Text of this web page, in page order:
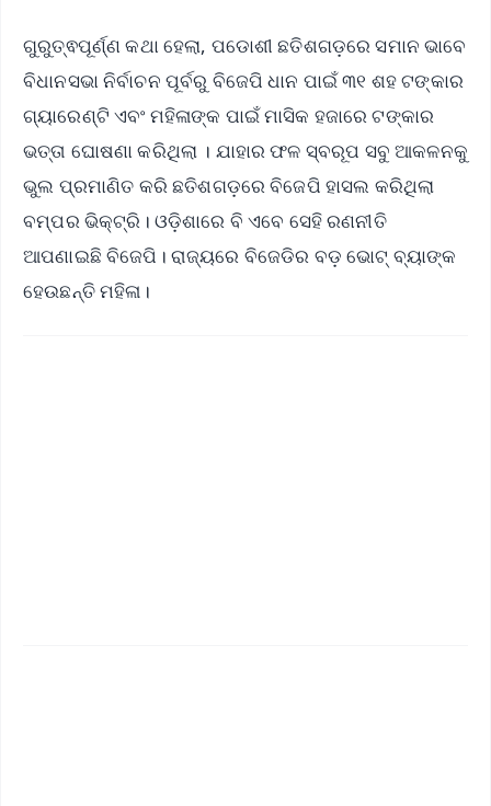
ଗୁରୁତ୍ଵପୂର୍ଣ୍ଣ କଥା ହେଲା, ପଡୋଶୀ ଛତିଶଗଡ଼ରେ ସମାନ ଭାବେ
ବିଧାନସଭା ନିର୍ବାଚନ ପୂର୍ବରୁ ବିଜେପି ଧାନ ପାଇଁ ୩୧ ଶହ ଟଙ୍କାର
ଗ୍ୟାରେଣ୍ଟି ଏବଂ ମହିଳାଙ୍କ ପାଇଁ ମାସିକ ହଜାରେ ଟଙ୍କାର
ଭତ୍ତା ଘୋଷଣା କରିଥିଲା । ଯାହାର ଫଳ ସ୍ବରୂପ ସବୁ ଆକଳନକୁ
ଭୁଲ ପ୍ରମାଣିତ କରି ଛତିଶଗଡ଼ରେ ବିଜେପି ହାସଲ କରିଥିଲା
ବମ୍ପର ଭିକ୍ଟ୍ରି। ଓଡ଼ିଶାରେ ବି ଏବେ ସେହି ରଣନୀତି
ଆପଣାଇଛି ବିଜେପି। ରାଜ୍ୟରେ ବିଜେଡିର ବଡ଼ ଭୋଟ୍ ବ୍ୟାଙ୍କ
ହେଉଛନ୍ତି ମହିଳା।